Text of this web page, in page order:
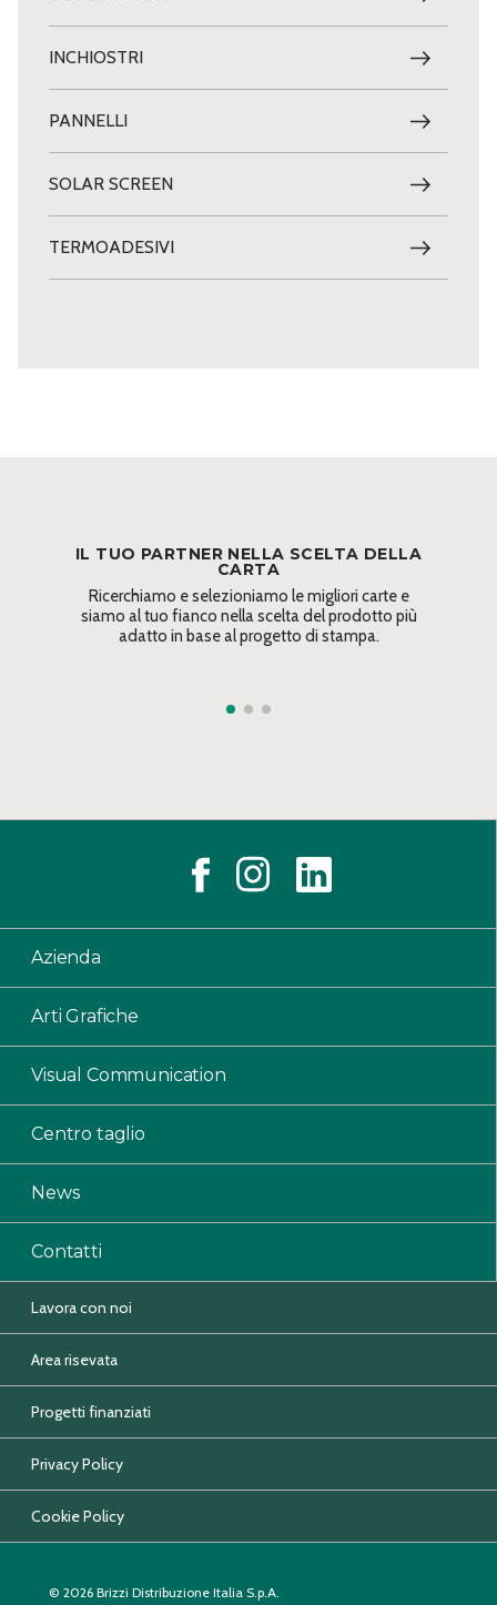
INCHIOSTRI
PANNELLI
SOLAR SCREEN
TERMOADESIVI
IL TUO PARTNER NELLA SCELTA DELLA
CARTA
Ricerchiamo e selezioniamo le migliori carte e
siamo al tuo fianco nella scelta del prodotto più
adatto in base al progetto di stampa.
Azienda
Arti Grafiche
Visual Communication
Centro taglio
News
Contatti
Lavora con noi
Area risevata
Progetti finanziati
Privacy Policy
Cookie Policy
© 2026 Brizzi Distribuzione Italia S.p.A.